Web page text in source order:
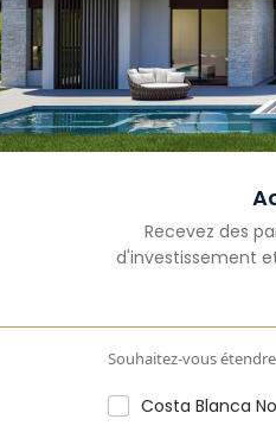
Recevez des
d'investissement
Souhaitez-vous
Costa Blanca
2
3
Type
Statut